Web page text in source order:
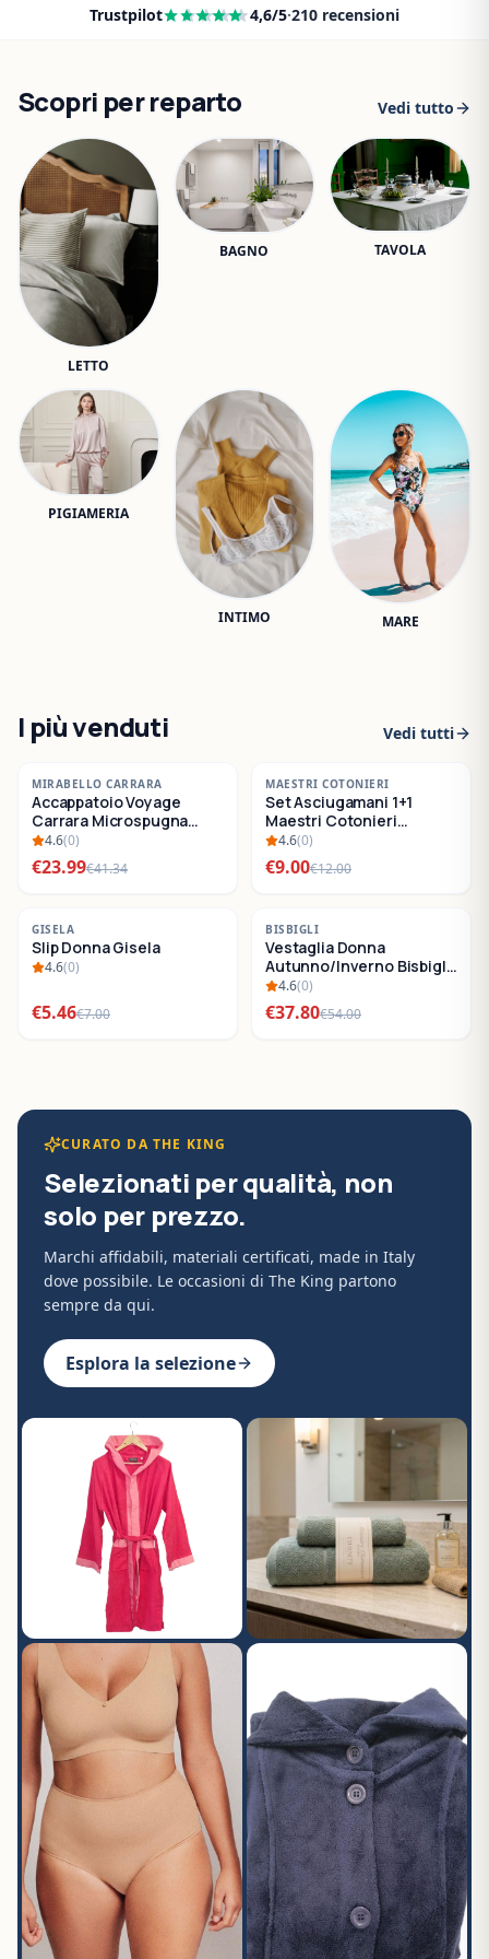
Trustpilot 4,6/5·210 recensioni
Scopri per reparto Vedi tutto
LETTO
BAGNO TAVOLA
PIGIAMERIA
INTIMO MARE
I più venduti Vedi tutti
-42%
SALDI
MIRABELLO CARRARA
Accappatoio Voyage
Carrara Microspugna
Cotone
4.6(0)
€23.99€41.34
-25%
SALDI
MAESTRI COTONIERI
Set Asciugamani 1+1
Maestri Cotonieri
Eternity Spugna di
Cotone
4.6(0)
€9.00€12.00
-22 %
SALDI
GISELA
Slip Donna Gisela
4.6(0)
€5.46€7.00
-30 %
SALDI
BISBIGLI
Vestaglia Donna
Autunno/Inverno Bisbigli
BO288632
4.6(0)
€37.80€54.00
CURATO DA THE KING
Selezionati per qualità, non
solo per prezzo.
Marchi affidabili, materiali certificati, made in Italy
dove possibile. Le occasioni di The King partono
sempre da qui.
Esplora la selezione